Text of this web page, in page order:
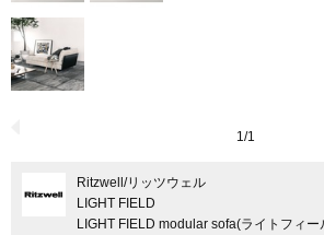
1 /1
Ritzwell/リッツウェル
LIGHT FIELD
LIGHT FIELD modular sofa(ライトフィー